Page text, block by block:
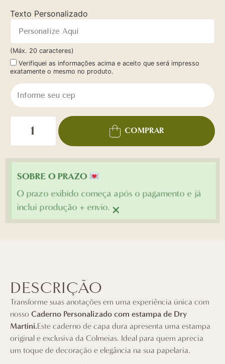
Texto Personalizado
(Máx. 20 caracteres)
Verifiquei as informações acima e aceito que será impresso
exatamente o mesmo no produto.
COMPRAR
SOBRE O PRAZO
O prazo exibido começa após o pagamento e já
inclui produção + envio. ×
DESCRIÇÃO
Transforme suas anotações em uma experiência única com
nosso Caderno Personalizado com estampa de Dry
Martini.Este caderno de capa dura apresenta uma estampa
original e exclusiva da Colmeias. Ideal para quem aprecia
um toque de decoração e elegância na sua papelaria.